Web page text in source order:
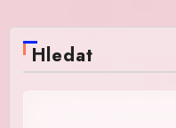
Hledat